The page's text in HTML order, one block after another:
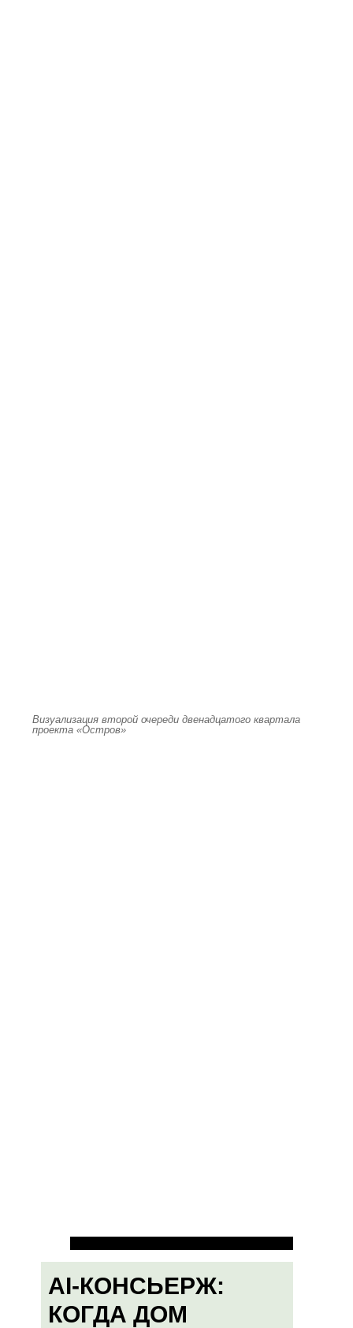
Визуализация второй очереди двенадцатого квартала
проекта «Остров»
AI-КОНСЬЕРЖ:
КОГДА ДОМ